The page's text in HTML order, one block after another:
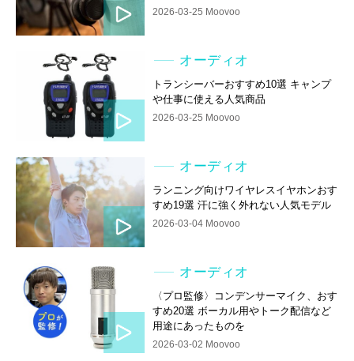
2026-03-25 Moovoo
オーディオ
トランシーバーおすすめ10選 キャンプ
や仕事に使える人気商品
2026-03-25 Moovoo
オーディオ
ランニング向けワイヤレスイヤホンおす
すめ19選 汗に強く外れない人気モデル
2026-03-04 Moovoo
オーディオ
〈プロ監修〉コンデンサーマイク、おす
すめ20選 ボーカル用やトーク配信など
用途にあったものを
2026-03-02 Moovoo